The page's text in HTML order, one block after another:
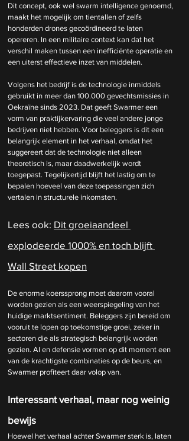
Dit concept, ook wel swarm intelligence genoemd,
maakt het mogelijk om tientallen of zelfs
honderden drones gecoördineerd te laten
opereren. In een militaire context kan dat het
verschil maken tussen een inefficiënte operatie en
een uiterst effectieve inzet van middelen.
Volgens het bedrijf is de technologie inmiddels
gebruikt in meer dan 100.000 gevechtsmissies in
Oekraïne sinds 2023. Dat geeft Swarmer een
vorm van praktijkervaring die veel andere jonge
bedrijven niet hebben. Voor beleggers is dit een
belangrijk element in het verhaal, omdat het
suggereert dat de technologie niet alleen
theoretisch is, maar daadwerkelijk wordt
toegepast. Tegelijkertijd blijft het lastig om te
bepalen hoeveel van deze toepassingen zich
vertalen in structurele inkomsten.
Lees ook: Dit groeiaandeel
explodeerde 1000% en toch blijft
Wall Street kopen
De enorme koerssprong moet daarom vooral
worden gezien als een weerspiegeling van het
huidige marktsentiment. Beleggers zijn bereid om
vooruit te lopen op toekomstige groei, zeker in
sectoren die als strategisch belangrijk worden
gezien. AI en defensie vormen op dit moment een
van de krachtigste combinaties op de beurs, en
Swarmer profiteert daar volop van.
Interessant verhaal, maar nog weinig
bewijs
Hoewel het verhaal achter Swarmer sterk is, laten